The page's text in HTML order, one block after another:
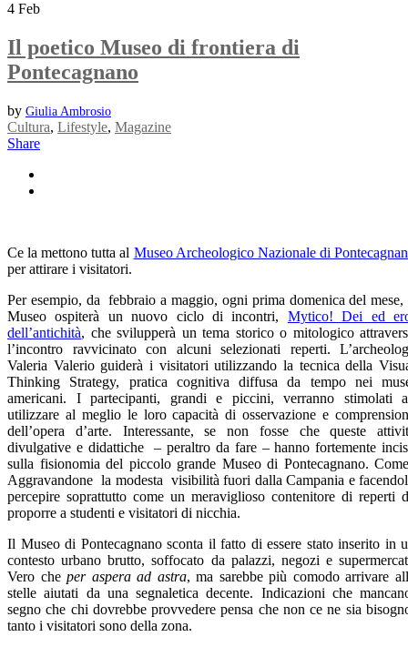
4 Feb
Il poetico Museo di frontiera di
Pontecagnano
by Giulia Ambrosio
Cultura, Lifestyle, Magazine
Share
Ce la mettono tutta al Museo Archeologico Nazionale di
per attirare i visitatori.
Per esempio, da febbraio a maggio, ogni prima domenica del
Museo ospiterà un nuovo ciclo di incontri, Mytico! Dei ed
dell’antichità, che svilupperà un tema storico o mitologico
l’incontro ravvicinato con alcuni selezionati reperti.
Valeria Valerio guiderà i visitatori utilizzando la tecnica della
Thinking Strategy, pratica cognitiva diffusa da tempo nei
americani. I partecipanti, grandi e piccini, verranno stimolati
utilizzare al meglio le loro capacità di osservazione e
dell’opera d’arte. Interessante, se non fosse che queste
divulgative e didattiche – peraltro da fare – hanno fortemente
sulla fisionomia del piccolo grande Museo di Pontecagnano.
Aggravandone la modesta visibilità fuori dalla Campania e
percepire soprattutto come un meraviglioso contenitore di reperti
proporre a studenti e visitatori di nicchia.
Il Museo di Pontecagnano sconta il fatto di essere stato inserito in
contesto urbano brutto, soffocato da palazzi, negozi e
Vero cheper aspera ad astra, ma sarebbe più comodo arrivare
stelle aiutati da una segnaletica decente. Indicazioni che
segno che chi dovrebbe provvedere pensa che non ce ne sia
tanto i visitatori sono della zona.